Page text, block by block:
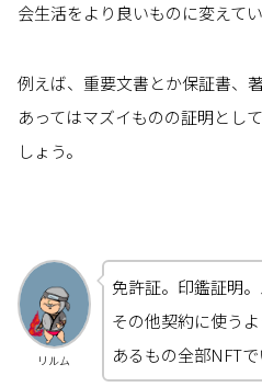
会生活をより良いものに変えて
例えば、重要文書とか保証書、
あってはマズイものの証明とし
しょう。
リルム
免許証。印鑑証明。
その他契約に使う
あるもの全部NFTで